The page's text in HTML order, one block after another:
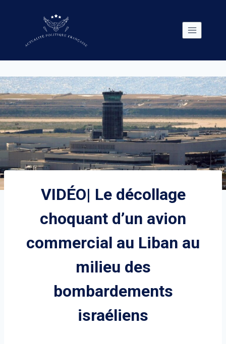
VIDÉO| Le décollage
choquant d’un avion
commercial au Liban au
milieu des
bombardements
israéliens